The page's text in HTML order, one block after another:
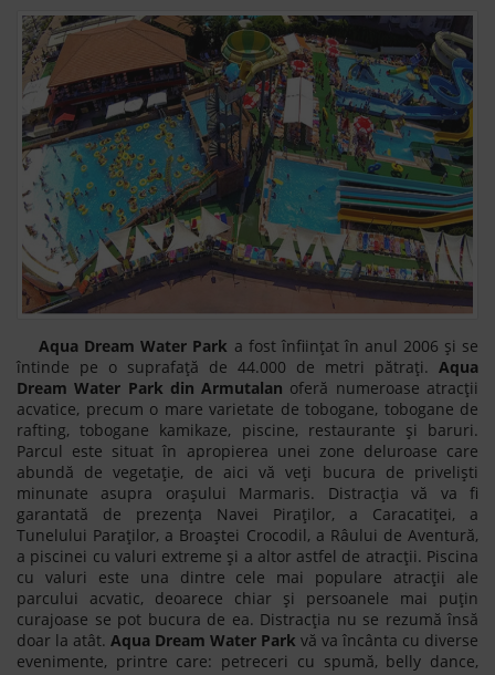
Aqua Dream Water Park a fost înființat în anul 2006 și se
întinde pe o suprafață de 44.000 de metri pătrați. Aqua
Dream Water Park din Armutalan oferă numeroase atracții
acvatice, precum o mare varietate de tobogane, tobogane de
rafting, tobogane kamikaze, piscine, restaurante și baruri.
Parcul este situat în apropierea unei zone deluroase care
abundă de vegetație, de aici vă veți bucura de priveliști
minunate asupra orașului Marmaris. Distracția vă va fi
garantată de prezența Navei Piraților, a Caracatiței, a
Tunelului Paraților, a Broaștei Crocodil, a Râului de Aventură,
a piscinei cu valuri extreme și a altor astfel de atracții. Piscina
cu valuri este una dintre cele mai populare atracții ale
parcului acvatic, deoarece chiar și persoanele mai puțin
curajoase se pot bucura de ea. Distracția nu se rezumă însă
doar la atât. Aqua Dream Water Park vă va încânta cu diverse
evenimente, printre care: petreceri cu spumă, belly dance,